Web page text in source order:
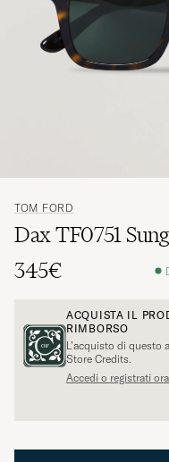
TOM FORD
Dax TF0751
345€
ACQUISTA IL
RIMBORSO
L’acquisto di questo
Store Credits.
Accedi o registrati ora